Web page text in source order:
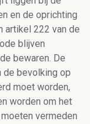
en de oprichting
artikel 222 van de
blijven
bewaren. De
de bevolking op
moet worden,
worden om het
vermeden